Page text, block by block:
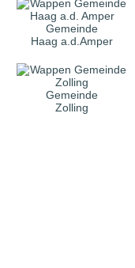
Gemeinde
Haag a.d.Amper
Gemeinde
Zolling